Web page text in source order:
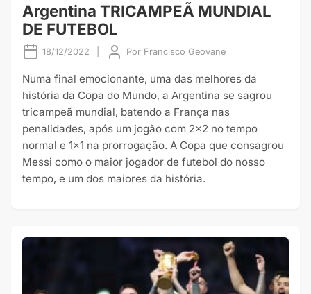
Argentina TRICAMPEÃ MUNDIAL
DE FUTEBOL
18/12/2022 Por Francisco Geovane
Numa final emocionante, uma das melhores da
história da Copa do Mundo, a Argentina se sagrou
tricampeã mundial, batendo a França nas
penalidades, após um jogão com 2×2 no tempo
normal e 1×1 na prorrogação. A Copa que consagrou
Messi como o maior jogador de futebol do nosso
tempo, e um dos maiores da história.